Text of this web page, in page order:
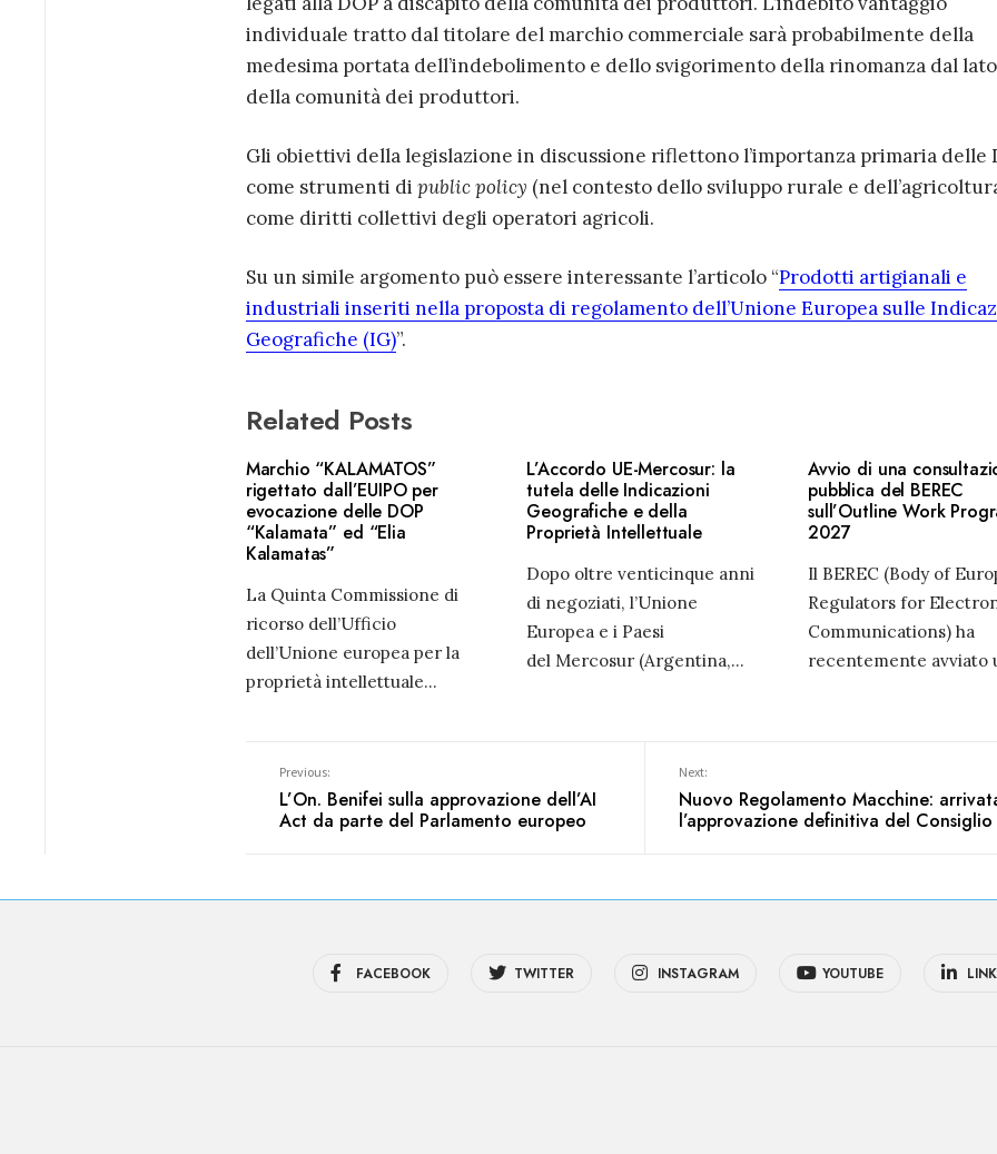
individuale tratto dal titolare del marchio commerciale sarà probabilmente della
medesima portata dell’indebolimento e dello svigorimento della rinomanza dal lato
della comunità dei produttori.
Gli obiettivi della legislazione in discussione riflettono l’importanza primaria delle
come strumenti di public policy (nel contesto dello sviluppo rurale e
come diritti collettivi degli operatori agricoli.
Su un simile argomento può essere interessante l’articolo “Prodotti artigianali e
industriali inseriti nella proposta di regolamento dell’Unione Europea sulle
Geografiche (IG)”.
Related Posts
Marchio “KALAMATOS”
rigettato dall’EUIPO per
evocazione delle DOP
“Kalamata” ed “Elia
Kalamatas”
La Quinta Commissione di
ricorso dell’Ufficio
dell’Unione europea per la
proprietà intellettuale...
L’Accordo UE-Mercosur: la
tutela delle Indicazioni
Geografiche e della
Proprietà Intellettuale
Dopo oltre venticinque anni
di negoziati, l’Unione
Europea e i Paesi
del Mercosur (Argentina,...
Avvio di una
pubblica del BEREC
sull’Outline Work
2027
Il BEREC (Body of
Regulators for
Communications) ha
recentemente avviato
Previous:
L’On. Benifei sulla approvazione dell’AI
Act da parte del Parlamento europeo
Next:
Nuovo Regolamento Macchine:
l’approvazione definitiva del Consiglio
FACEBOOK TWITTER INSTAGRAM YOUTUBE